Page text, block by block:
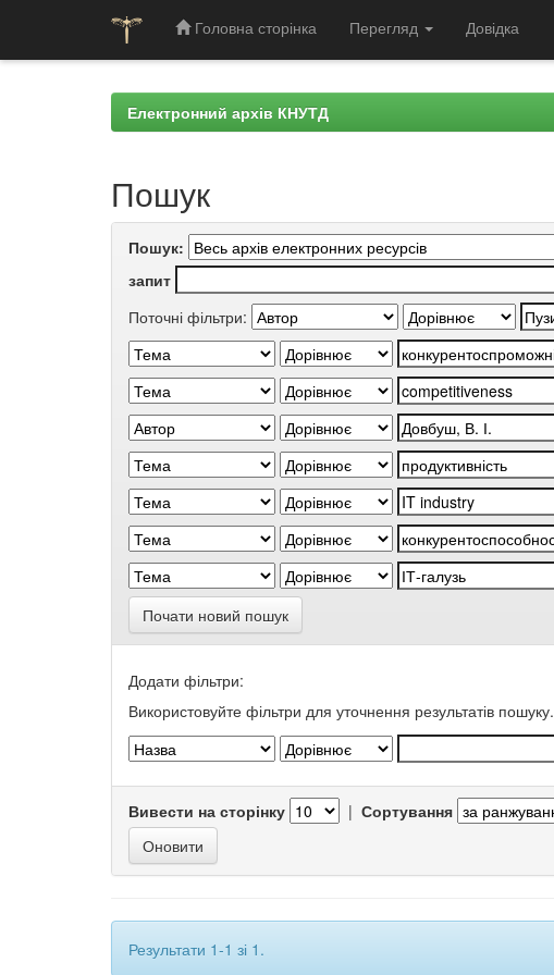
Головна сторінка Перегляд Довідка
Електронний архів КНУТД
Пошук
Пошук:
запит
Поточні фільтри:
Почати новий пошук
Додати фільтри:
Використовуйте фільтри для уточнення результатів пошуку.
Вивести на сторінку | Сортування
Результати 1-1 зі 1.